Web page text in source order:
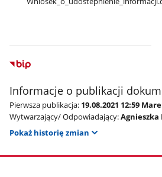
Informacje o publikacji
Pierwsza publikacja: 19.08.2021 12:59
Wytwarzający/ Odpowiadający:Agnieszka
Pokaż historię zmian